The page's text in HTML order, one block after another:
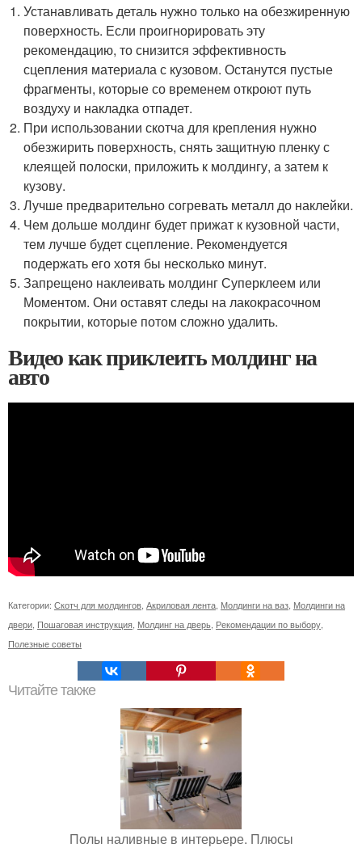
Устанавливать деталь нужно только на обезжиренную
поверхность. Если проигнорировать эту
рекомендацию, то снизится эффективность
сцепления материала с кузовом. Останутся пустые
фрагменты, которые со временем откроют путь
воздуху и накладка отпадет.
При использовании скотча для крепления нужно
обезжирить поверхность, снять защитную пленку с
клеящей полоски, приложить к молдингу, а затем к
кузову.
Лучше предварительно согревать металл до наклейки.
Чем дольше молдинг будет прижат к кузовной части,
тем лучше будет сцепление. Рекомендуется
подержать его хотя бы несколько минут.
Запрещено наклеивать молдинг Суперклеем или
Моментом. Они оставят следы на лакокрасочном
покрытии, которые потом сложно удалить.
Видео как приклеить молдинг на
авто
Категории: Скотч для молдингов Акриловая лента Молдинги на ваз Молдинги на
двери Пошаговая инструкция Молдинг на дверь Рекомендации по выбору
Полезные советы
Читайте также
Полы наливные в интерьере. Плюсы